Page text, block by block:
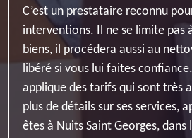
C’est un prestataire reconnu
interventions. Il ne se limite pas
biens, il procédera aussi au
libéré si vous lui faites
applique des tarifs qui sont très
plus de détails sur ses services,
êtes à Nuits Saint Georges,